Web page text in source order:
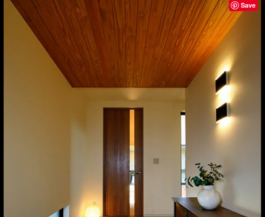
Save